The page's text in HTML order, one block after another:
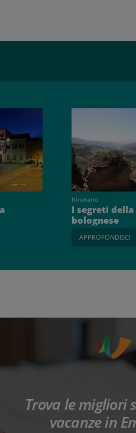
Itinerario
I segreti
bolognese
APPROFONDISCI
Trova le migliori
vacanze in